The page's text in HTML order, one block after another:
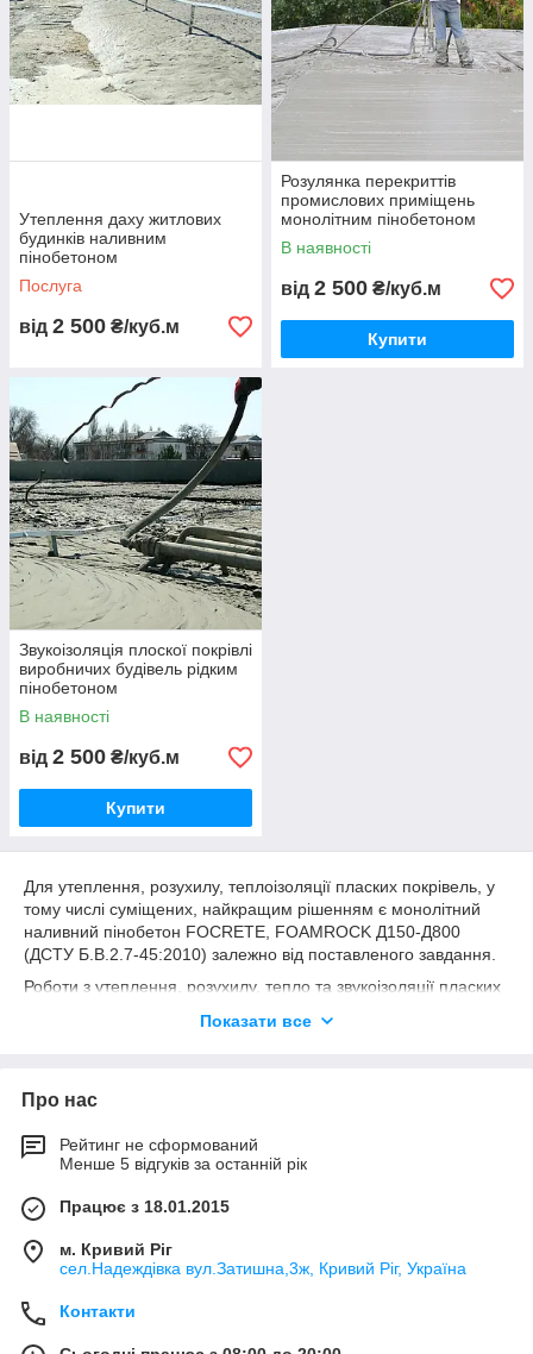
Утеплення даху житлових
будинків наливним
пінобетоном
Послуга
від 2 500 ₴/куб.м
Розулянка перекриттів
промислових приміщень
монолітним пінобетоном
В наявності
від 2 500 ₴/куб.м
Купити
Звукоізоляція плоскої покрівлі
виробничих будівель рідким
пінобетоном
В наявності
від 2 500 ₴/куб.м
Купити
Для утеплення, розухилу, теплоізоляції пласких покрівель, у
тому числі суміщених, найкращим рішенням є монолітний
наливний пінобетон FOCRETE, FOAMROCK Д150-Д800
(ДСТУ Б.В.2.7-45:2010) залежно від поставленого завдання.
Роботи з утеплення, розухилу, тепло та звукоізоляції пласких
будівельних майданчиках за допомогою спеціального
до Д800.
Перевагою цих робіт є:
- значна економія на додаткових витратах (логістика,
зарплата персоналу та ін.), що виникають при укладанні
будь-якого штучного матеріалу. Усі роботи виробляються «під
ключ»;
- ефективність виконання (відсутність стиків та нахлестів);
- екологічність (у складі пінобетону відсутні токсичні та
мінеральні добавки та вода);
Показати все
Про нас
Рейтинг не сформований
Менше 5 відгуків за останній рік
Працює з 18.01.2015
м. Кривий Ріг
сел.Надеждівка вул.Затишна,3ж, Кривий Ріг, Україна
Контакти